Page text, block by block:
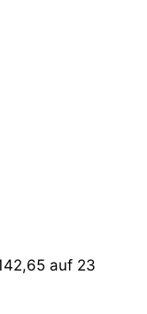
auf 23